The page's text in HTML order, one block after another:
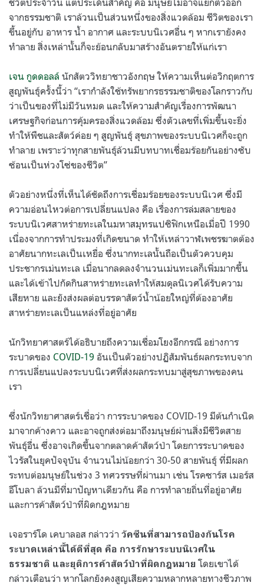
จากธรรมชาติ เราล้วนเป็นส่วนหนึ่งของสิ่งแวดล้อม ชีวิตของเรา
ขึ้นอยู่กับ อาหาร น้ำ อากาศ และระบบนิเวศอื่น ๆ หากเรายังคง
ทำลาย สิ่งเหล่านั้นก็จะย้อนกลับมาสร้างอันตรายให้แก่เรา
เจน กูดดอลล์ นักสัตววิทยาชาวอังกฤษ ให้ความเห็นต่อวิกฤตการ
สูญพันธุ์ครั้งนี้ว่า “เรากำลังใช้ทรัพยากรธรรมชาติของโลกราวกับ
ว่าเป็นของที่ไม่มีวันหมด และให้ความสำคัญเรื่องการพัฒนา
เศรษฐกิจก่อนการคุ้มครองสิ่งแวดล้อม ซึ่งตัวเลขที่เพิ่มขึ้นจะยิ่ง
ทำให้พืชและสัตว์ค่อย ๆ สูญพันธุ์ สุขภาพของระบบนิเวศก็จะถูก
ทำลาย เพราะว่าทุกสายพันธุ์ล้วนมีบทบาทเชื่อมร้อยกันอย่างซับ
ซ้อนเป็นห่วงโซ่ของชีวิต”
ตัวอย่างหนึ่งที่เห็นได้ชัดถึงการเชื่อมร้อยของระบบนิเวศ ซึ่งมี
ความอ่อนไหวต่อการเปลี่ยนแปลง คือ เรื่องการล่มสลายของ
ระบบนิเวศสาหร่ายทะเลในมหาสมุทรแปซิฟิกเหนือเมื่อปี 1990
เนื่องจากการทำประมงที่เกิดขนาด ทำให้เหล่าวาฬเพชรฆาตต้อง
อาศัยนากทะเลเป็นเหยื่อ ซึ่งนากทะเลนั้นถือเป็นตัวควบคุม
ประชากรเม่นทะเล เมื่อนากลดลงจำนวนเม่นทะเลก็เพิ่มมากขึ้น
และได้เข้าไปกัดกินสาหร่ายทะเลทำให้สมดุลนิเวศได้รับความ
เสียหาย และยังส่งผลต่อบรรดาสัตว์น้ำน้อยใหญ่ที่ต้องอาศัย
สาหร่ายทะเลเป็นแหล่งที่อยู่อาศัย
นักวิทยาศาสตร์ได้อธิบายถึงความเชื่อมโยงอีกกรณี อย่างการ
ระบาดของ COVID-19 อันเป็นตัวอย่างปฏิสัมพันธ์ผลกระทบจาก
การเปลี่ยนแปลงระบบนิเวศที่ส่งผลกระทบมาสู่สุขภาพของคน
เรา
ซึ่งนักวิทยาศาสตร์เชื่อว่า การระบาดของ COVID-19 มีต้นกำเนิด
มาจากค้างคาว และอาจถูกส่งต่อมาถึงมนุษย์ผ่านสิ่งมีชีวิตสาย
พันธุ์อื่น ซึ่งอาจเกิดขึ้นจากตลาดค้าสัตว์ป่า โดยการระบาดของ
ไวรัสในยุคปัจจุบัน จำนวนไม่น้อยกว่า 30-50 สายพันธุ์ ที่มีผลก
ระทบต่อมนุษย์ในช่วง 3 ทศวรรษที่ผ่านมา เช่น โรคซาร์ส เมอร์ส
อีโบลา ล้วนมีที่มาปัญหาเดียวกัน คือ การทำลายถิ่นที่อยู่อาศัย
และการค้าสัตว์ป่าที่ผิดกฎหมาย
เจอราร์โด เคบาลอส กล่าวว่า วัคซีนที่สามารถป้องกันโรค
ระบาดเหล่านี้ได้ดีที่สุด คือ การรักษาระบบนิเวศใน
ธรรมชาติ และยุติการค้าสัตว์ป่าที่ผิดกฎหมาย โดยเขาได้
กล่าวเตือนว่า หากโลกยังคงสูญเสียความหลากหลายทางชีวภาพ